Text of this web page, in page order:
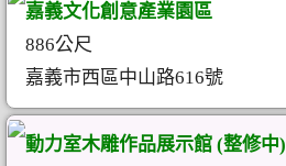
嘉義文化創意產業園區
886公尺
嘉義市西區中山路616號
動力室木雕作品展示館 (整修中)